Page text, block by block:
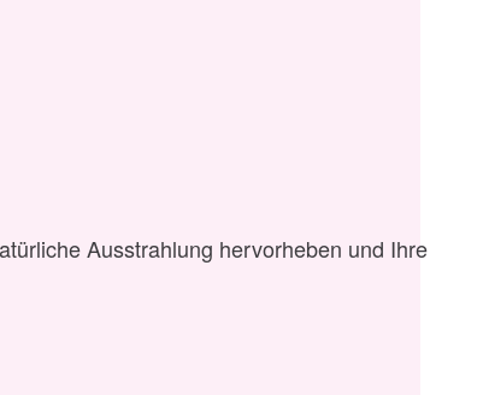
Ausstrahlung hervorheben und Ihre